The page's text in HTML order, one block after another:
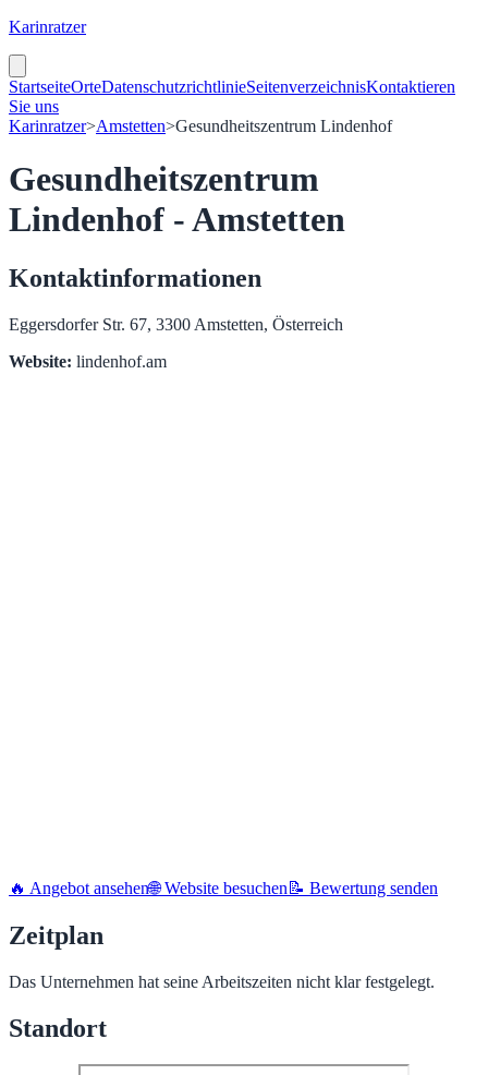
Karinratzer
StartseiteOrteDatenschutzrichtlinieSeitenverzeichnisKontaktieren
Sie uns
Karinratzer>Amstetten>Gesundheitszentrum Lindenhof
Gesundheitszentrum
Lindenhof - Amstetten
Kontaktinformationen
Eggersdorfer Str. 67, 3300 Amstetten, Österreich
Website: lindenhof.am
🔥 Angebot ansehen🌐 Website besuchen 📝 Bewertung senden
Zeitplan
Das Unternehmen hat seine Arbeitszeiten nicht klar festgelegt.
Standort